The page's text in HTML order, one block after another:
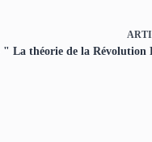
La théorie de la Révolution